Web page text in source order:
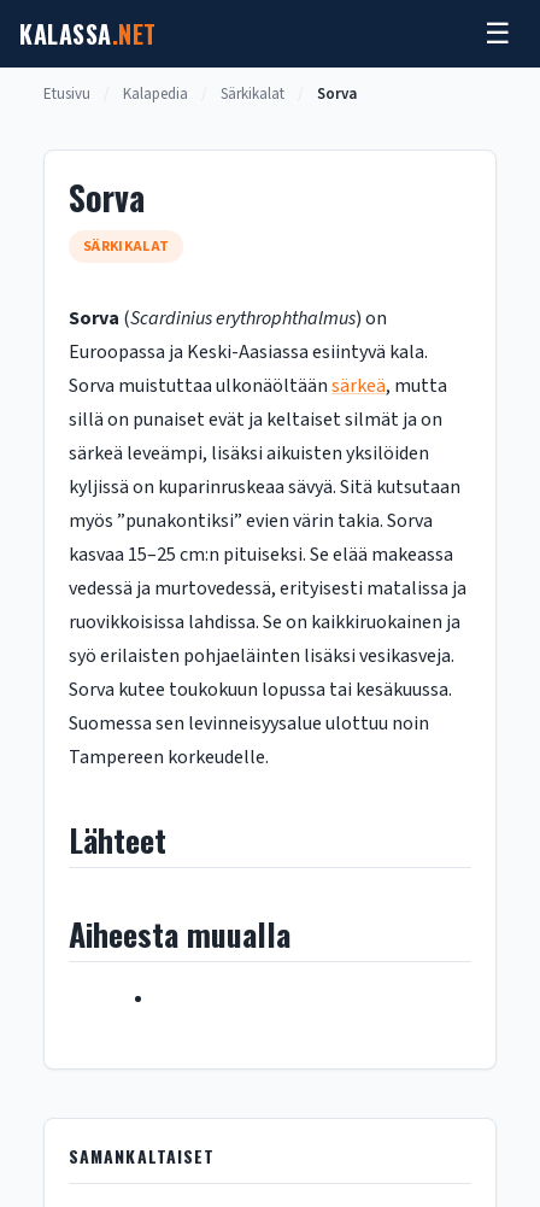
sisältöön
KALASSA.NET ☰
Etusivu Kalapedia Särkikalat Sorva
Sorva
SÄRKIKALAT
Sorva (Scardinius erythrophthalmus) on
Euroopassa ja Keski-Aasiassa esiintyvä kala.
Sorva muistuttaa ulkonäöltäänsärkeä, mutta
sillä on punaiset evät ja keltaiset silmät ja on
särkeä leveämpi, lisäksi aikuisten yksilöiden
kyljissä on kuparinruskeaa sävyä. Sitä kutsutaan
myös ”punakontiksi” evien värin takia. Sorva
kasvaa 15–25 cm:n pituiseksi. Se elää makeassa
vedessä ja murtovedessä, erityisesti matalissa ja
ruovikkoisissa lahdissa. Se on kaikkiruokainen ja
syö erilaisten pohjaeläinten lisäksi vesikasveja.
Sorva kutee toukokuun lopussa tai kesäkuussa.
Suomessa sen levinneisyysalue ulottuu noin
Tampereen korkeudelle.
Lähteet
Aiheesta muualla
SAMANKALTAISET